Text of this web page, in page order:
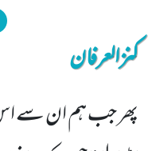
کنزالعرفان
پھر جب ہم ان